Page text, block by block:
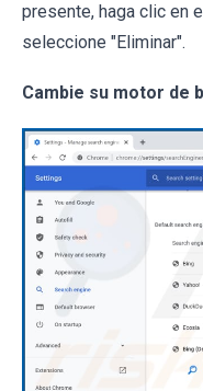
presente, haga clic en
seleccione "Eliminar".
Cambie su motor de